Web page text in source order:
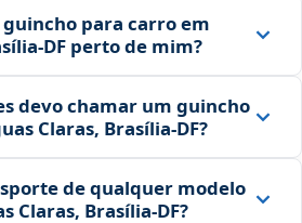
para carro em
perto de mim?
devo chamar um guincho
Claras, Brasília‑DF?
de qualquer modelo
Claras, Brasília‑DF?